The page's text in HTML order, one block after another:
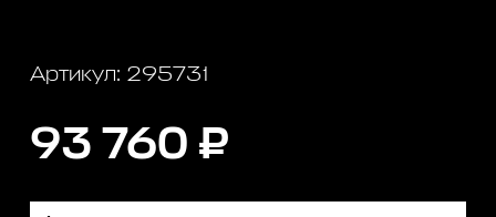
Артикул: 295731
93 760 ₽